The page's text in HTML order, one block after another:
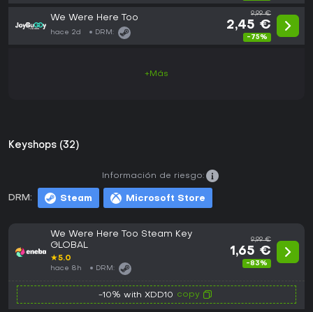
We Were Here Too
hace 2d DRM:
9,99 €
2,45 €
-75%
+Más
Keyshops (32)
DRM: Steam Microsoft Store
Información de riesgo:
We Were Here Too Steam Key
GLOBAL
★5.0
hace 8h DRM:
9,99 €
1,65 €
-83%
-10% with XDD10 copy